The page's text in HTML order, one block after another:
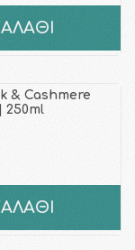
& Cashmere
250ml